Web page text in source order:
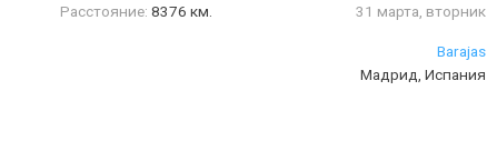
Расстояние: 8376 км.
31 марта, вторник
Barajas
Мадрид, Испания